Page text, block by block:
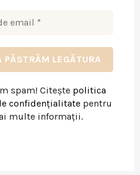
spam! Citește politica
confidențialitatepentru
multe informații.